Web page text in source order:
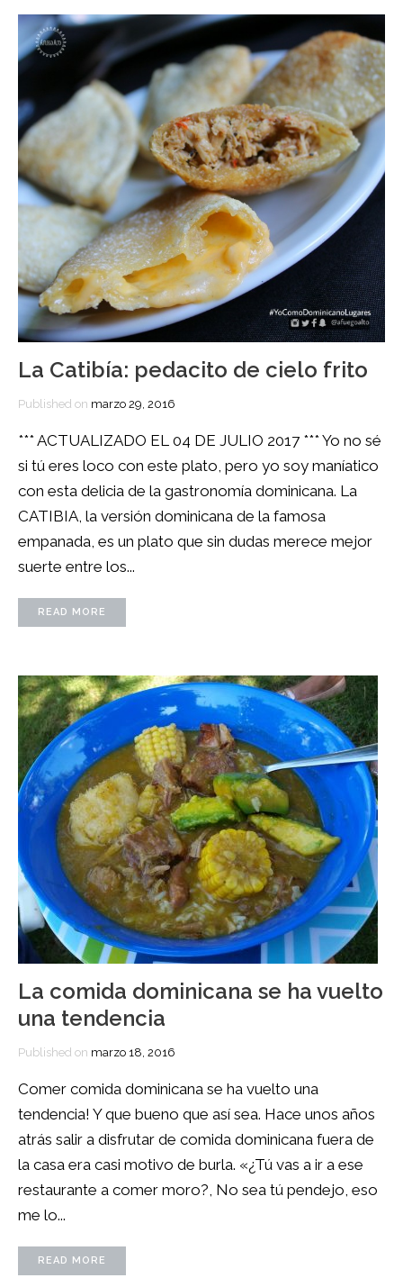
La Catibía: pedacito de cielo frito
Published on marzo 29, 2016
*** ACTUALIZADO EL 04 DE JULIO 2017 *** Yo no sé
si tú eres loco con este plato, pero yo soy maníatico
con esta delicia de la gastronomía dominicana. La
CATIBIA, la versión dominicana de la famosa
empanada, es un plato que sin dudas merece mejor
suerte entre los...
READ MORE
La comida dominicana se ha vuelto
una tendencia
Published on marzo 18, 2016
Comer comida dominicana se ha vuelto una
tendencia! Y que bueno que así sea. Hace unos años
atrás salir a disfrutar de comida dominicana fuera de
la casa era casi motivo de burla. «¿Tú vas a ir a ese
restaurante a comer moro?, No sea tú pendejo, eso
me lo...
READ MORE